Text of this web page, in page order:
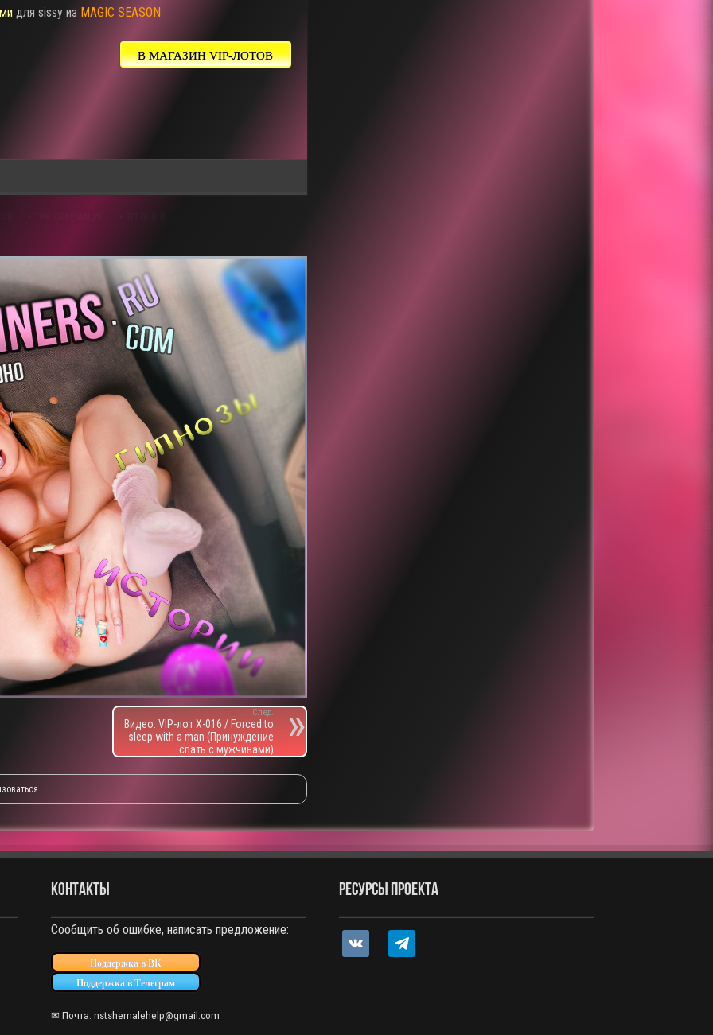
для sissy из MAGIC SEASON
В МАГАЗИН VIP-ЛОТОВ
След.
Видео: VIP-лот X-016 / Forced to
sleep with a man (Принуждение
спать с мужчинами)
КОНТАКТЫ
Сообщить об ошибке, написать предложение:
Поддержка в ВК
Поддержка в Телеграм
✉ Почта: nstshemalehelp@gmail.com
РЕСУРСЫ ПРОЕКТА
vkontakte telegram